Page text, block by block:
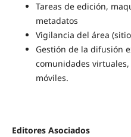
Tareas de edición,
metadatos
Vigilancia del área
Gestión de la difusión
comunidades
móviles.
Editores Asociados